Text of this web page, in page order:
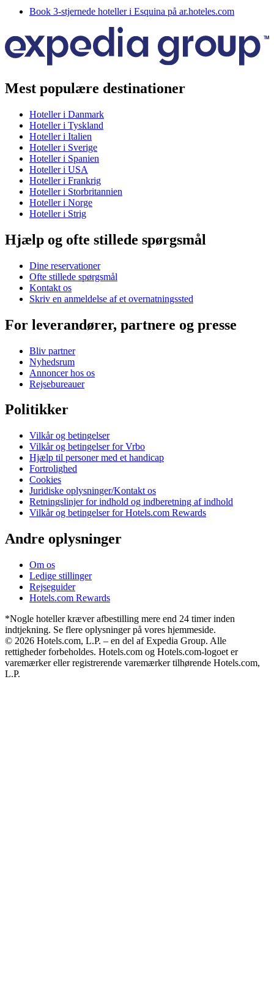
Book 3-stjernede hoteller i Esquina på ar.hoteles.com
Mest populære destinationer
Hoteller i Danmark
Hoteller i Tyskland
Hoteller i Italien
Hoteller i Sverige
Hoteller i Spanien
Hoteller i USA
Hoteller i Frankrig
Hoteller i Storbritannien
Hoteller i Norge
Hoteller i Strig
Hjælp og ofte stillede spørgsmål
Dine reservationer
Ofte stillede spørgsmål
Kontakt os
Skriv en anmeldelse af et overnatningssted
For leverandører, partnere og presse
Bliv partner
Nyhedsrum
Annoncer hos os
Rejsebureauer
Politikker
Vilkår og betingelser
Vilkår og betingelser for Vrbo
Hjælp til personer med et handicap
Fortrolighed
Cookies
Juridiske oplysninger/Kontakt os
Retningslinjer for indhold og indberetning af indhold
Vilkår og betingelser for Hotels.com Rewards
Andre oplysninger
Om os
Ledige stillinger
Rejseguider
Hotels.com Rewards
*Nogle hoteller kræver afbestilling mere end 24 timer inden
indtjekning. Se flere oplysninger på vores hjemmeside.
© 2026 Hotels.com, L.P. – en del af Expedia Group. Alle
rettigheder forbeholdes. Hotels.com og Hotels.com-logoet er
varemærker eller registrerende varemærker tilhørende Hotels.com,
L.P.